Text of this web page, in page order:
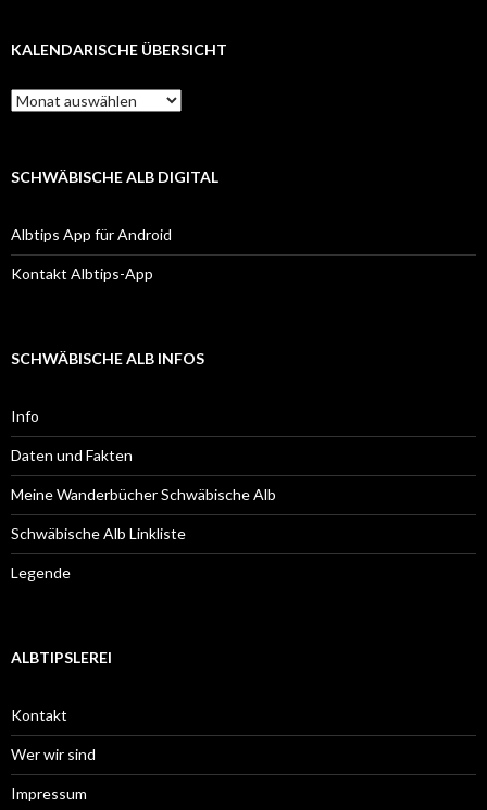
KALENDARISCHE ÜBERSICHT
Kalendarische
Übersicht
SCHWÄBISCHE ALB DIGITAL
Albtips App für Android
Kontakt Albtips-App
SCHWÄBISCHE ALB INFOS
Info
Daten und Fakten
Meine Wanderbücher Schwäbische Alb
Schwäbische Alb Linkliste
Legende
ALBTIPSLEREI
Kontakt
Wer wir sind
Impressum